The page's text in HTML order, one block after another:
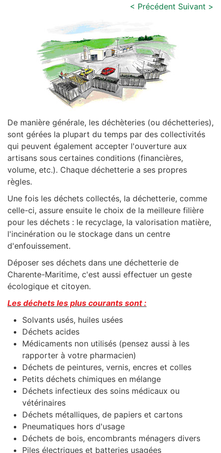
< Précédent Suivant >
De manière générale, les déchèteries (ou déchetteries),
sont gérées la plupart du temps par des collectivités
qui peuvent également accepter l'ouverture aux
artisans sous certaines conditions (financières,
volume, etc.). Chaque déchetterie a ses propres
règles.
Une fois les déchets collectés, la déchetterie, comme
celle-ci, assure ensuite le choix de la meilleure filière
pour les déchets : le recyclage, la valorisation matière,
l'incinération ou le stockage dans un centre
d'enfouissement.
Déposer ses déchets dans une déchetterie de
Charente-Maritime, c'est aussi effectuer un geste
écologique et citoyen.
Les déchets les plus courants sont :
Solvants usés, huiles usées
Déchets acides
Médicaments non utilisés (pensez aussi à les
rapporter à votre pharmacien)
Déchets de peintures, vernis, encres et colles
Petits déchets chimiques en mélange
Déchets infectieux des soins médicaux ou
vétérinaires
Déchets métalliques, de papiers et cartons
Pneumatiques hors d'usage
Déchets de bois, encombrants ménagers divers
Piles électriques et batteries usagées